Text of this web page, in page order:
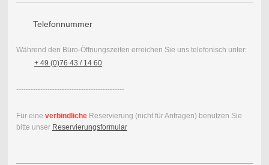
Telefonnummer
Während den Büro-Öffnungszeiten erreichen Sie uns telefonisch unter:
+ 49 (0)76 43 / 14 60
---------------------------------------------
Für eine verbindlicheReservierung (nicht für Anfragen) benutzen Sie
bitte unser Reservierungsformular